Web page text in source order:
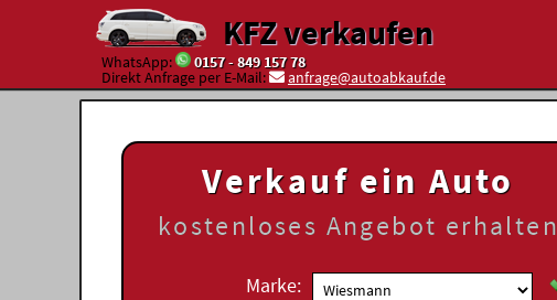
KFZ verkaufen
WhatsApp: 0157 - 849 157 78
Direkt Anfrage per E-Mail: anfrage@autoabkauf.de
Verkauf ein Auto
kostenloses Angebot erhalten
Marke: